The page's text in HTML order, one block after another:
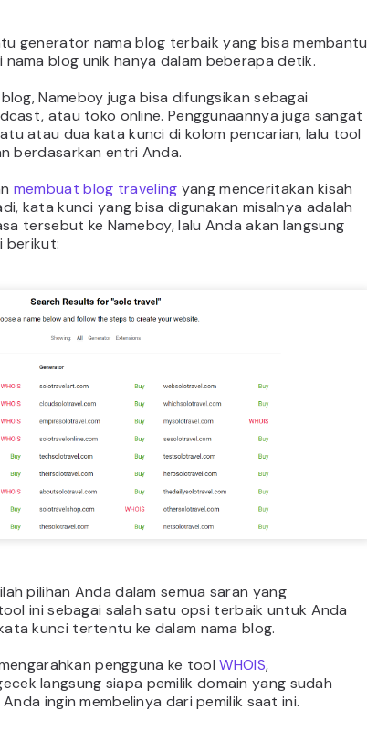
generator nama blog terbaik yang bisa membantu
nama blog unik hanya dalam beberapa detik.
Nameboy juga bisa difungsikan sebagai
atau toko online. Penggunaannya juga sangat
atau dua kata kunci di kolom pencarian, lalu tool
berdasarkan entri Anda.
membuat blog traveling yang menceritakan kisah
kata kunci yang bisa digunakan misalnya adalah
tersebut ke Nameboy, lalu Anda akan langsung
berikut:
pilihan Anda dalam semua saran yang
ini sebagai salah satu opsi terbaik untuk Anda
kunci tertentu ke dalam nama blog.
pengguna ke toolWHOIS,
langsung siapa pemilik domain yang sudah
ingin membelinya dari pemilik saat ini.